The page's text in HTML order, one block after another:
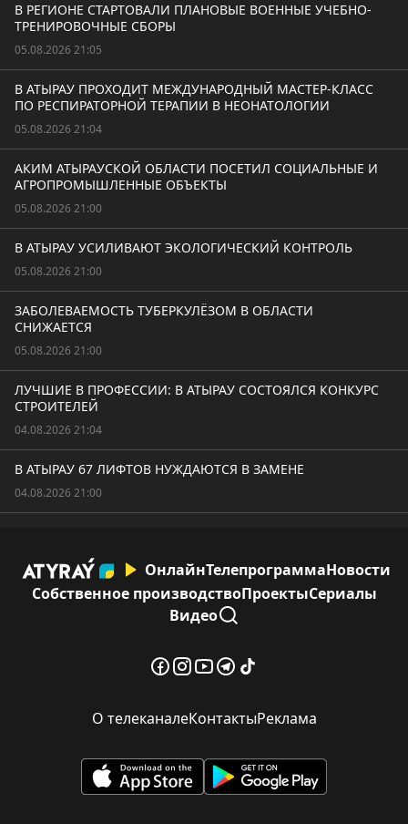
В РЕГИОНЕ СТАРТОВАЛИ ПЛАНОВЫЕ ВОЕННЫЕ УЧЕБНО-
ТРЕНИРОВОЧНЫЕ СБОРЫ
05.08.2026 21:05
В АТЫРАУ ПРОХОДИТ МЕЖДУНАРОДНЫЙ МАСТЕР-КЛАСС
ПО РЕСПИРАТОРНОЙ ТЕРАПИИ В НЕОНАТОЛОГИИ
05.08.2026 21:04
АКИМ АТЫРАУСКОЙ ОБЛАСТИ ПОСЕТИЛ СОЦИАЛЬНЫЕ И
АГРОПРОМЫШЛЕННЫЕ ОБЪЕКТЫ
05.08.2026 21:00
В АТЫРАУ УСИЛИВАЮТ ЭКОЛОГИЧЕСКИЙ КОНТРОЛЬ
05.08.2026 21:00
ЗАБОЛЕВАЕМОСТЬ ТУБЕРКУЛЁЗОМ В ОБЛАСТИ
СНИЖАЕТСЯ
05.08.2026 21:00
ЛУЧШИЕ В ПРОФЕССИИ: В АТЫРАУ СОСТОЯЛСЯ КОНКУРС
СТРОИТЕЛЕЙ
04.08.2026 21:04
В АТЫРАУ 67 ЛИФТОВ НУЖДАЮТСЯ В ЗАМЕНЕ
04.08.2026 21:00
ОнлайнТелепрограммаНовости
Собственное производствоПроектыСериалы
Видео
О телеканалеКонтактыРеклама